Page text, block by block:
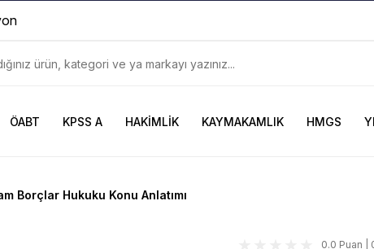
ÖABT KPSS A HAKİMLİK KAYMAKAMLIK HMGS
Borçlar Hukuku Konu Anlatımı
0.0 Puan |